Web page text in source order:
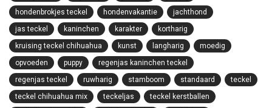
hondenbrokjes teckel
hondenvakantie
jachthond
jas teckel
kaninchen karakter
kortharig
kruising teckel chihuahua
kunst langharig
moedig
opvoeden
puppy
regenjas kaninchen teckel
regenjas teckel
ruwharig stamboom standaard
teckel
teckel chihuahua mix
teckeljas
teckel kerstballen